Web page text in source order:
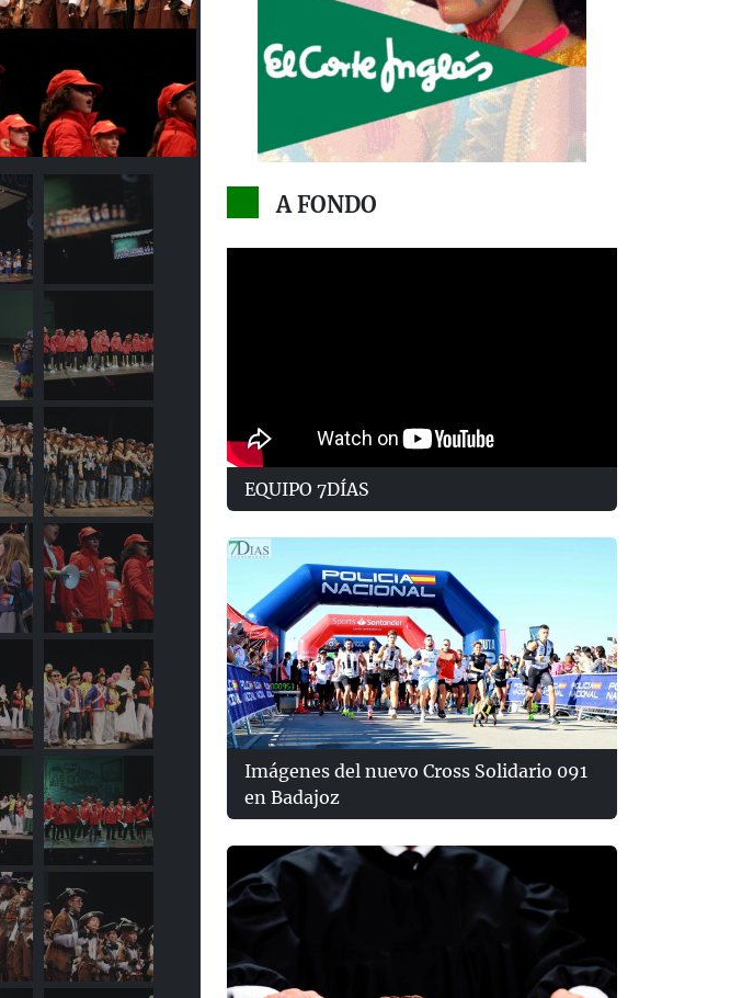
A FONDO
EQUIPO 7DÍAS
Imágenes del nuevo Cross Solidario 091
en Badajoz